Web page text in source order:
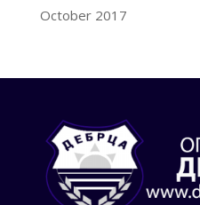
October 2017